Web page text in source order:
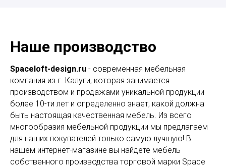
Наше производство
Spaceloft-design.ru - современная мебельная
компания из г. Калуги, которая занимается
производством и продажами уникальной продукции
более 10-ти лет и определенно знает, какой должна
быть настоящая качественная мебель. Из всего
многообразия мебельной продукции мы предлагаем
для наших покупателей только самую лучшую! В
нашем интернет-магазине вы найдете мебель
собственного производства торговой марки Space